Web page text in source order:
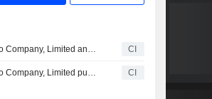
Shiseido Company, Limited annonce le versement d'un dividende pour le deuxième trimestre de l'exercice 2026, payable le 3 septembre 2026 CI
Shiseido Company, Limited publie ses résultats pour le premier semestre clos le 30 juin 2026 CI